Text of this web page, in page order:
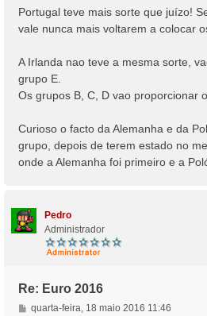
a
e
m
Portugal teve mais sorte que juízo!
vale nunca mais voltarem a colocar
A Irlanda nao teve a mesma sorte,
grupo E.
Os grupos B, C, D vao proporcionar
Curioso o facto da Alemanha e da
grupo, depois de terem estado no
onde a Alemanha foi primeiro e a
Pedro
Administrador
Re: Euro 2016
M
quarta-feira, 18 maio 2016 11:46